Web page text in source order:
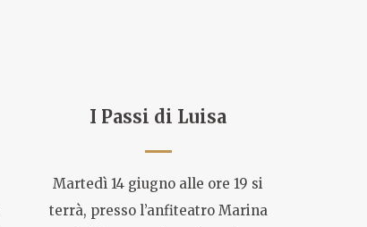
I Passi di Luisa
Martedì 14 giugno alle ore 19 si
terrà, presso l’anfiteatro Marina